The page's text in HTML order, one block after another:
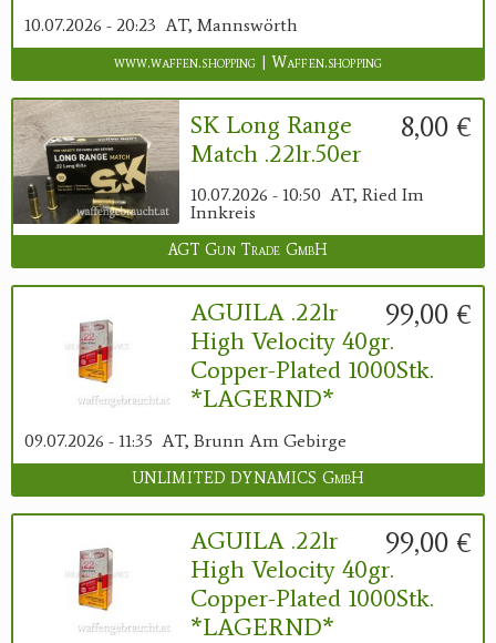
10.07.2026 - 20:23 AT, Mannswörth
www.waffen.shopping | Waffen.shopping
8,00 €
SK Long Range
Match .22lr.50er
10.07.2026 - 10:50 AT, Ried Im
Innkreis
AGT Gun Trade GmbH
99,00 €
AGUILA .22lr
High Velocity 40gr.
Copper-Plated 1000Stk.
*LAGERND*
09.07.2026 - 11:35 AT, Brunn Am Gebirge
UNLIMITED DYNAMICS GmbH
99,00 €
AGUILA .22lr
High Velocity 40gr.
Copper-Plated 1000Stk.
*LAGERND*